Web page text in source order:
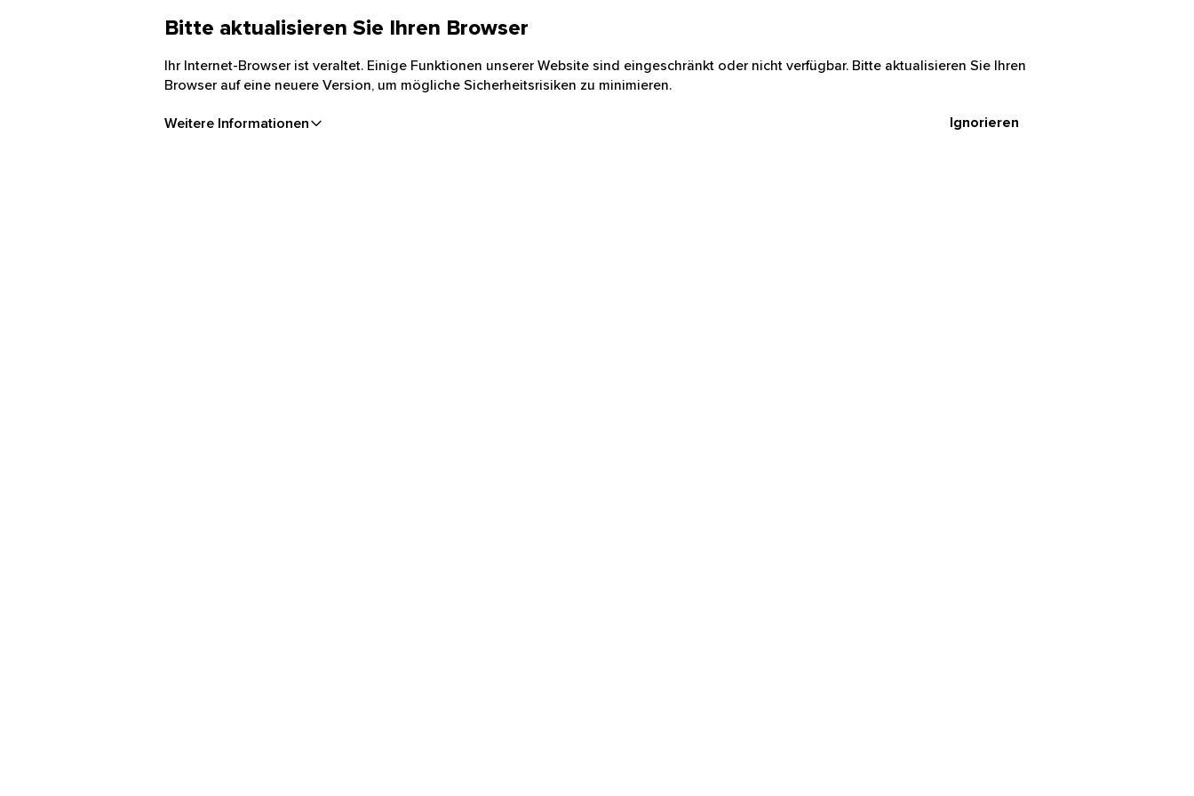
Bitte aktualisieren Sie Ihren Browser
Ihr Internet-Browser ist veraltet. Einige Funktionen unserer Website sind eingeschränkt oder nicht verfügbar. Bitte aktualisieren Sie Ihren
Browser auf eine neuere Version, um mögliche Sicherheitsrisiken zu minimieren.
Weitere Informationen Ignorieren